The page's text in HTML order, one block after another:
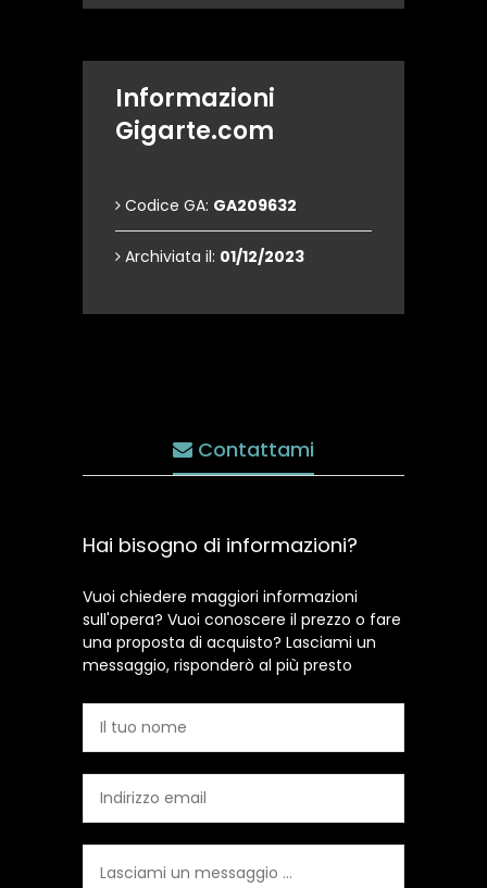
Informazioni
Gigarte.com
Codice GA: GA209632
Archiviata il: 01/12/2023
Contattami
Hai bisogno di informazioni?
Vuoi chiedere maggiori informazioni
sull'opera? Vuoi conoscere il prezzo o fare
una proposta di acquisto? Lasciami un
messaggio, risponderò al più presto